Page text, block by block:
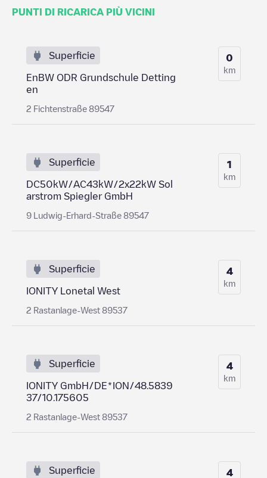
PUNTI DI RICARICA PIÙ VICINI
Superficie
EnBW ODR Grundschule Detting
en
2 Fichtenstraße 89547
0
km
Superficie
DC50kW/AC43kW/2x22kW Sol
arstrom Spiegler GmbH
9 Ludwig-Erhard-Straße 89547
1
km
Superficie
IONITY Lonetal West
2 Rastanlage-West 89537
4
km
Superficie
IONITY GmbH/DE*ION/48.5839
37/10.175605
2 Rastanlage-West 89537
4
km
Superficie 4